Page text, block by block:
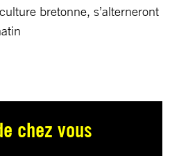
bretonne, s’alterneront
chez vous